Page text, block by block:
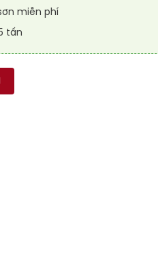
miễn phí
tấn
SLIP 7042 số lượng